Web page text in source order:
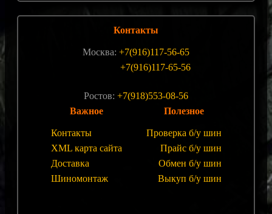
Контакты
Москва: +7(916)117-56-65
+7(916)117-65-56
Ростов: +7(918)553-08-56
Важное
Контакты
XML карта сайта
Доставка
Шиномонтаж
Полезное
Проверка б/у шин
Прайс б/у шин
Обмен б/у шин
Выкуп б/у шин